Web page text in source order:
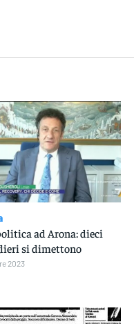
ad Arona: dieci
si dimettono
2023